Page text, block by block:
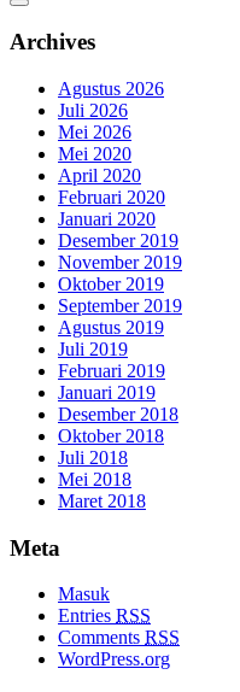
Archives
Agustus 2026
Juli 2026
Mei 2026
Mei 2020
April 2020
Februari 2020
Januari 2020
Desember 2019
November 2019
Oktober 2019
September 2019
Agustus 2019
Juli 2019
Februari 2019
Januari 2019
Desember 2018
Oktober 2018
Juli 2018
Mei 2018
Maret 2018
Meta
Masuk
Entries RSS
Comments RSS
WordPress.org